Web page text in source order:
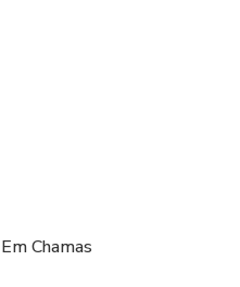
Chamas